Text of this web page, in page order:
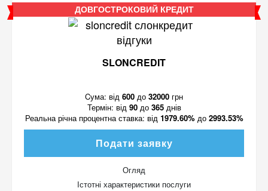
ДОВГОСТРОКОВИЙ КРЕДИТ
SLONCREDIT
Cума: від 600 до 32000 грн
Термін: від 90до 365днів
Реальна річна процентна ставка: від 1979.60%до 2993.53%
Подати заявку
Огляд
Істотні характеристики послуги